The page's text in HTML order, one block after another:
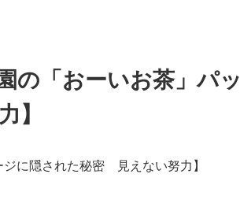
「おーいお茶」パッ
】
に隠された秘密 見えない努力】